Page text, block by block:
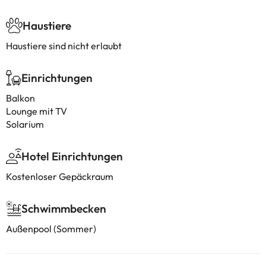
Haustiere
Haustiere sind nicht erlaubt
Einrichtungen
Balkon
Lounge mit TV
Solarium
Hotel Einrichtungen
Kostenloser Gepäckraum
Schwimmbecken
Außenpool (Sommer)